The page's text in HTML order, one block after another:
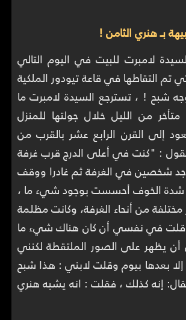
بـ هنري الثامن !
لامبرت للبيت في اليوم التالي
تم التقاطها في قاعة تيودور الملكية
شبح ! ، تسترجع السيدة لامبرت ما
من الليل خلال جولتها للمنزل
إلى القرن الرابع عشر بالقرب من
: "كنت في أعلى الدرج قرب غرفة
شخصين في الغرفة ثم غادرا ووقف
الخوف أحسست بوجود شيء ما ،
من أنحاء الغرفة، وكانت مظلمة
في نفسي أن كان هناك شيء ما
يظهر على الصور الملتقطة لكنني
بعدها بيوم وقلت لابني : هذا شبح
إنه كذلك ، فقلت : انه يشبه هنري